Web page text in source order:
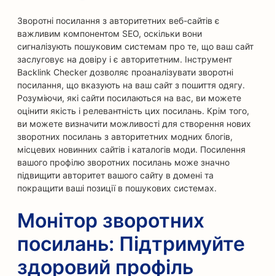
Зворотні посилання з авторитетних веб-сайтів є
важливим компонентом SEO, оскільки вони
сигналізують пошуковим системам про те, що ваш сайт
заслуговує на довіру і є авторитетним. Інструмент
Backlink Checker дозволяє проаналізувати зворотні
посилання, що вказують на ваш сайт з пошиття одягу.
Розуміючи, які сайти посилаються на вас, ви можете
оцінити якість і релевантність цих посилань. Крім того,
ви можете визначити можливості для створення нових
зворотних посилань з авторитетних модних блогів,
місцевих новинних сайтів і каталогів моди. Посилення
вашого профілю зворотних посилань може значно
підвищити авторитет вашого сайту в домені та
покращити ваші позиції в пошукових системах.
Монітор зворотних
посилань: Підтримуйте
здоровий профіль